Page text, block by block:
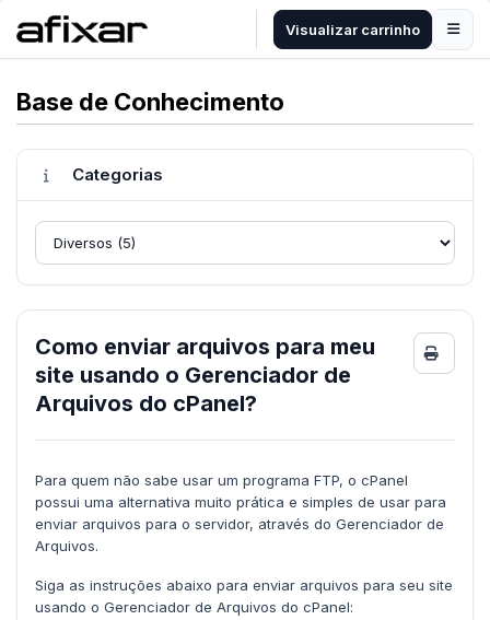
Visualizar carrinho
Base de Conhecimento
Categorias
Como enviar arquivos para meu
site usando o Gerenciador de
Arquivos do cPanel?
Para quem não sabe usar um programa FTP, o cPanel
possui uma alternativa muito prática e simples de usar para
enviar arquivos para o servidor, através do Gerenciador de
Arquivos.
Siga as instruções abaixo para enviar arquivos para seu site
usando o Gerenciador de Arquivos do cPanel: